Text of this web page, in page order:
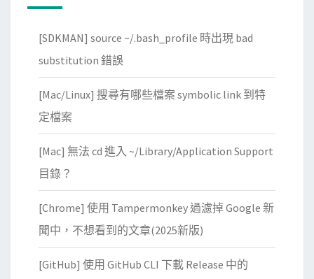
[SDKMAN] source ~/.bash_profile 時出現 bad
substitution 錯誤
[Mac/Linux] 搜尋有哪些檔案 symbolic link 到特
定檔案
[Mac] 無法 cd 進入 ~/Library/Application Support
目錄？
[Chrome] 使用 Tampermonkey 過濾掉 Google 新
聞中，不想看到的文章(2025新版)
[GitHub] 使用 GitHub CLI 下載 Release 中的